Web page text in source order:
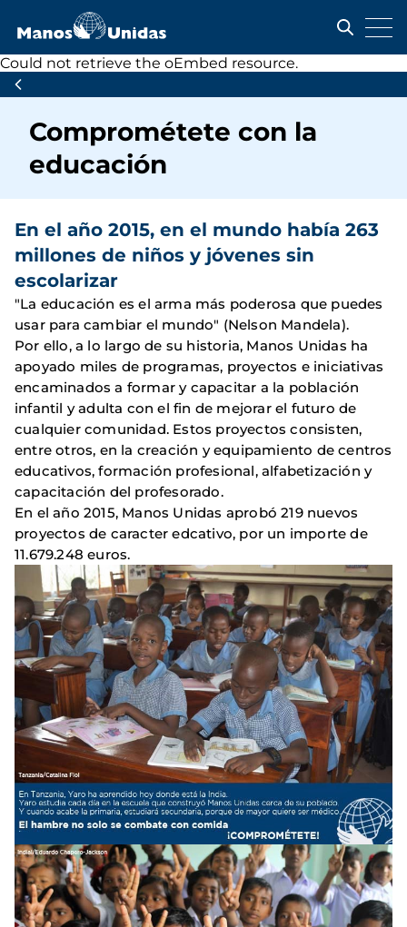
contenido
principal
Mensaje
de
error
Could not retrieve the oEmbed resource.
Ruta
de
navegación
Comprométete con la
educación
En el año 2015, en el mundo había 263
millones de niños y jóvenes sin
escolarizar
"La educación es el arma más poderosa que puedes
usar para cambiar el mundo" (Nelson Mandela).
Por ello, a lo largo de su historia, Manos Unidas ha
apoyado miles de programas, proyectos e iniciativas
encaminados a formar y capacitar a la población
infantil y adulta con el fin de mejorar el futuro de
cualquier comunidad. Estos proyectos consisten,
entre otros, en la creación y equipamiento de centros
educativos, formación profesional, alfabetización y
capacitación del profesorado.
En el año 2015, Manos Unidas aprobó 219 nuevos
proyectos de caracter edcativo, por un importe de
11.679.248 euros.